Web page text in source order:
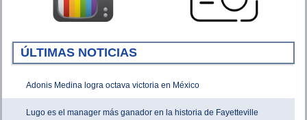
ÚLTIMAS NOTICIAS
Adonis Medina logra octava victoria en México
Lugo es el manager más ganador en la historia de Fayetteville